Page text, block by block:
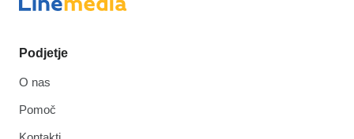
Podjetje
O nas
Pomoč